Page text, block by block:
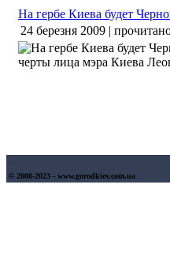
На гербе Киева будет
24 березня 2009 |
черты лица мэра Киева
© 2008-2023 - www.gorodkiev.com.ua